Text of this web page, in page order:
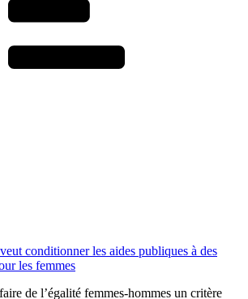
conditionner les aides publiques à des
les femmes
de l’égalité femmes-hommes un critère